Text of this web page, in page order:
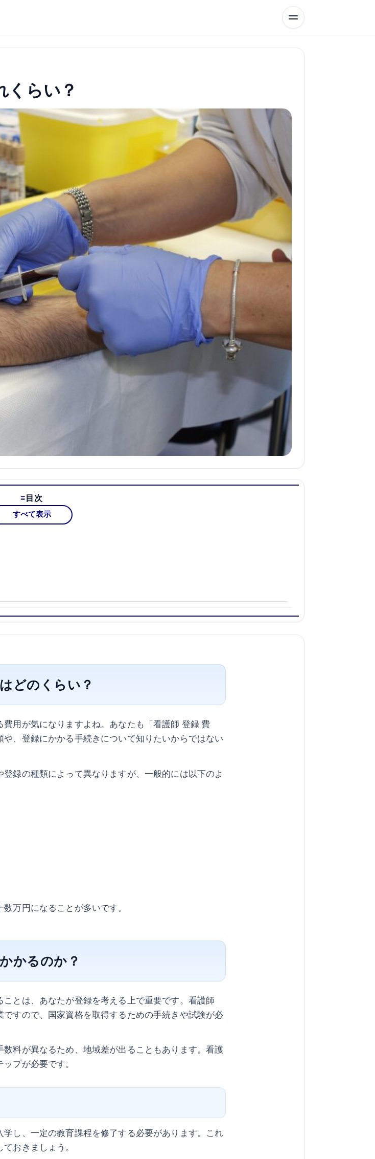
くらい？
目次
すべて表示
どのくらい？
用が気になりますよね。あなたも「看護師 登録 費
、登録にかかる手続きについて知りたいからではない
録の種類によって異なりますが、一般的には以下のよ
万円になることが多いです。
かるのか？
とは、あなたが登録を考える上で重要です。看護師
すので、国家資格を取得するための手続きや試験が必
料が異なるため、地域差が出ることもあります。看護
プが必要です。
し、一定の教育課程を修了する必要があります。これ
おきましょう。